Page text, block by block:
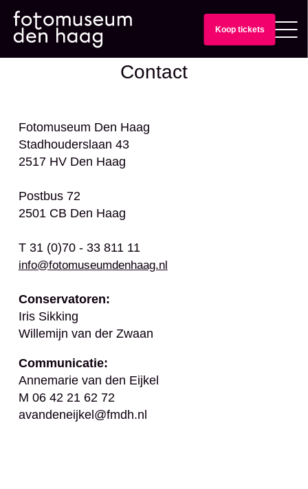
Koop tickets
Contact
Fotomuseum Den Haag
Stadhouderslaan 43
2517 HV Den Haag
Postbus 72
2501 CB Den Haag
T 31 (0)70 - 33 811 11
info@fotomuseumdenhaag.nl
Conservatoren:
Iris Sikking
Willemijn van der Zwaan
Communicatie:
Annemarie van den Eijkel
M 06 42 21 62 72
avandeneijkel@fmdh.nl